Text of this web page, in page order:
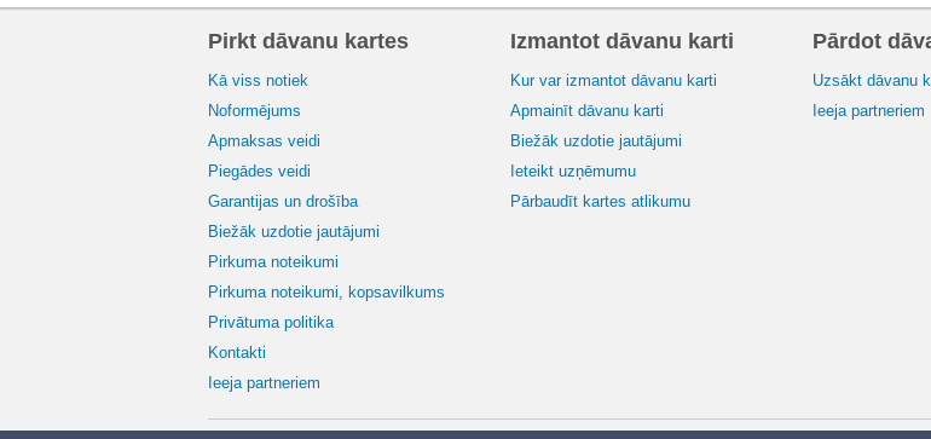
Pirkt dāvanu kartes
Kā viss notiek
Noformējums
Apmaksas veidi
Piegādes veidi
Garantijas un drošība
Biežāk uzdotie jautājumi
Pirkuma noteikumi
Pirkuma noteikumi, kopsavilkums
Privātuma politika
Kontakti
Ieeja partneriem
Izmantot dāvanu karti
Kur var izmantot dāvanu karti
Apmainīt dāvanu karti
Biežāk uzdotie jautājumi
Ieteikt uzņēmumu
Pārbaudīt kartes atlikumu
Pārdot
Uzsākt dāvanu
Ieeja partneriem